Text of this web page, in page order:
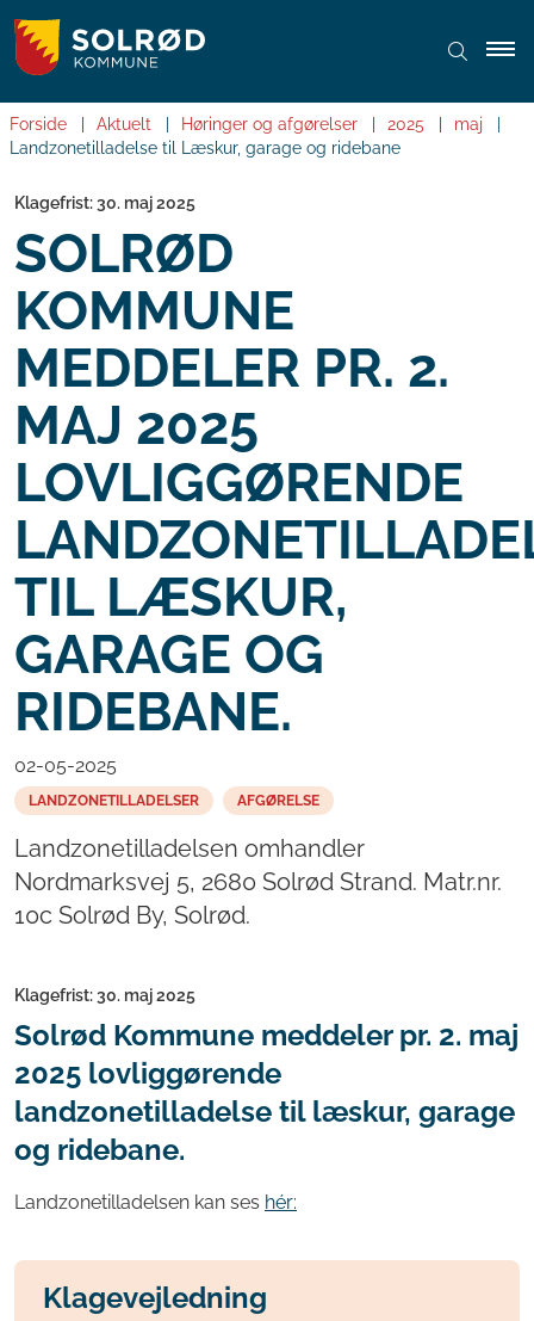
Forside Aktuelt Høringer og afgørelser 2025
maj
Landzonetilladelse til Læskur, garage og ridebane
Klagefrist: 30. maj 2025
SOLRØD
KOMMUNE
MEDDELER PR. 2.
MAJ 2025
LOVLIGGØRENDE
TIL LÆSKUR,
GARAGE OG
RIDEBANE.
02-05-2025
LANDZONETILLADELSER AFGØRELSE
Landzonetilladelsen omhandler
Nordmarksvej 5, 2680 Solrød Strand. Matr.nr.
10c Solrød By, Solrød.
Klagefrist: 30. maj 2025
Solrød Kommune meddeler pr. 2. maj
2025 lovliggørende
landzonetilladelse til læskur, garage
og ridebane.
Landzonetilladelsen kan ses hér:
Klagevejledning